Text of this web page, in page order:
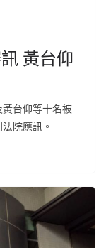
黃台仰
台仰等十名被
院應訊。